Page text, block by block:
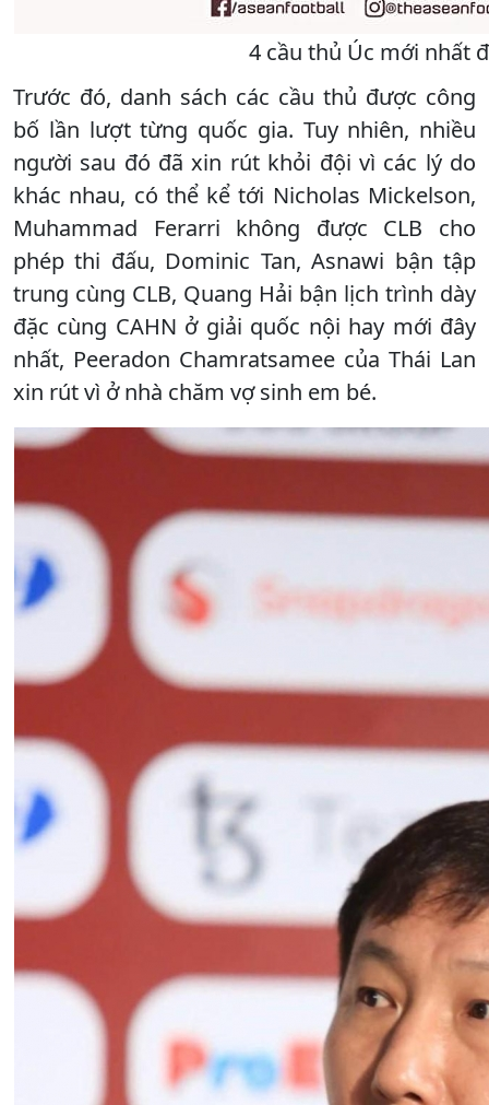
4 cầu thủ Úc mới nhất
Trước đó, danh sách các cầu thủ được công
bố lần lượt từng quốc gia. Tuy nhiên, nhiều
người sau đó đã xin rút khỏi đội vì các lý do
khác nhau, có thể kể tới Nicholas Mickelson,
Muhammad Ferarri không được CLB cho
phép thi đấu, Dominic Tan, Asnawi bận tập
trung cùng CLB, Quang Hải bận lịch trình dày
đặc cùng CAHN ở giải quốc nội hay mới đây
nhất, Peeradon Chamratsamee của Thái Lan
xin rút vì ở nhà chăm vợ sinh em bé.